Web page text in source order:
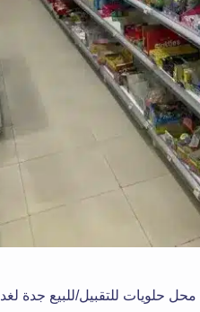
محل حلويات للتقبيل/للبيع جدة